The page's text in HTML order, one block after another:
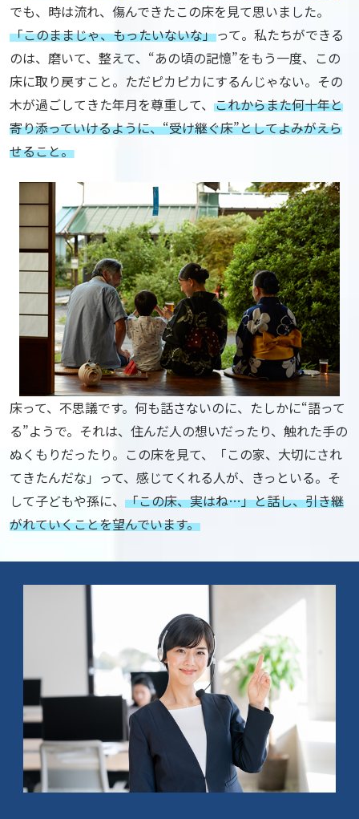
でも、時は流れ、傷んできたこの床を見て思いました。
「このままじゃ、もったいないな」って。 私たちができる
のは、磨いて、整えて、“あの頃の記憶”をもう一度、この
床に取り戻すこと。 ただピカピカにするんじゃない。 その
木が過ごしてきた年月を尊重して、 これからまた何十年と
寄り添っていけるように、“受け継ぐ床”としてよみがえら
せること。
床って、不思議です。 何も話さないのに、たしかに“語って
る”ようで。 それは、住んだ人の想いだったり、触れた手の
ぬくもりだったり。 この床を見て、「この家、大切にされ
てきたんだな」って、感じてくれる人が、きっといる。 そ
して子どもや孫に、 「この床、実はね…」と話し、引き継
がれていくことを望んでいます。